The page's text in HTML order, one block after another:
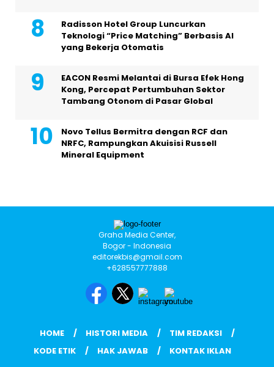
Radisson Hotel Group Luncurkan
Teknologi “Price Matching” Berbasis AI
yang Bekerja Otomatis
EACON Resmi Melantai di Bursa Efek Hong
Kong, Percepat Pertumbuhan Sektor
Tambang Otonom di Pasar Global
Novo Tellus Bermitra dengan RCF dan
NRFC, Rampungkan Akuisisi Russell
Mineral Equipment
Graha Media Center,
Bogor - Indonesia
editorekbis@gmail.com
+628557777888
HOME HISTORI MEDIA
TIM REDAKSI
KODE ETIK
HAK JAWAB KONTAK IKLAN